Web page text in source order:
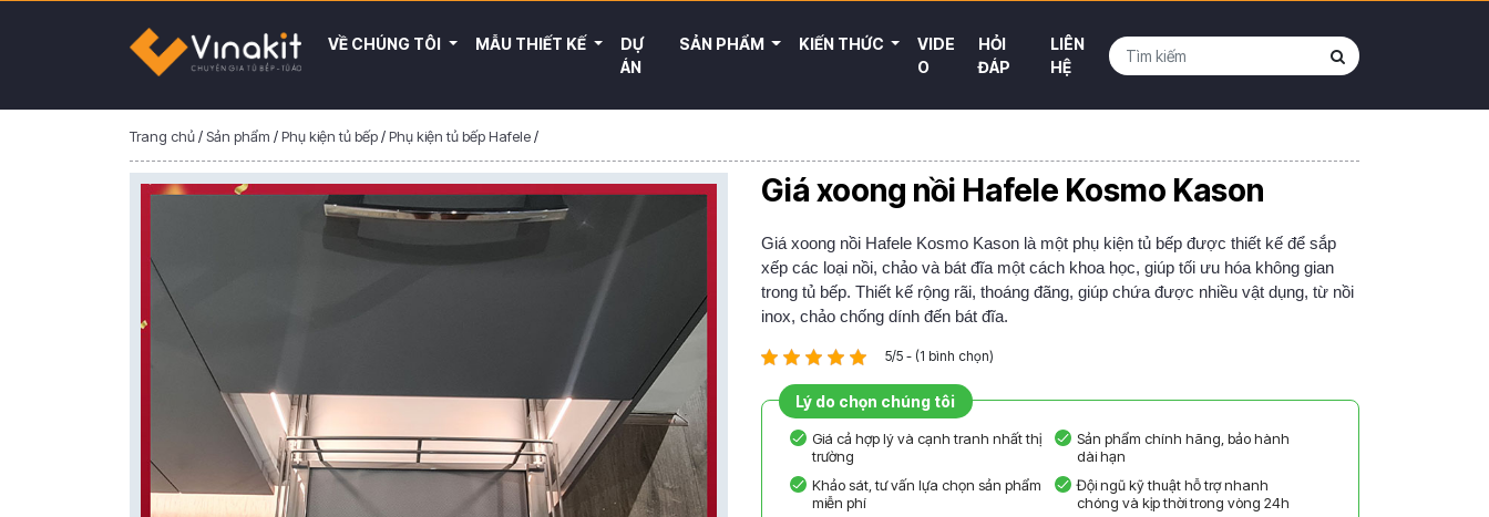
VỀ CHÚNG TÔI MẪU THIẾT KẾ
DỰ
ÁN
SẢN PHẨM KIẾN THỨC
VIDE
O
HỎI
ĐÁP
LIÊN
HỆ
Trang chủ/Sản phẩm /Phụ kiện tủ bếp/Phụ kiện tủ bếp Hafele/
Giá xoong nồi Hafele Kosmo Kason
Giá xoong nồi Hafele Kosmo Kason là một phụ kiện tủ bếp được thiết kế để sắp
xếp các loại nồi, chảo và bát đĩa một cách khoa học, giúp tối ưu hóa không gian
trong tủ bếp. Thiết kế rộng rãi, thoáng đãng, giúp chứa được nhiều vật dụng, từ nồi
inox, chảo chống dính đến bát đĩa.
5/5 - (1 bình chọn)
Lý do chọn chúng tôi
Giá cả hợp lý và cạnh tranh nhất thị
trường
Sản phẩm chính hãng, bảo hành
dài hạn
Khảo sát, tư vấn lựa chọn sản phẩm
miễn phí
Đội ngũ kỹ thuật hỗ trợ nhanh
chóng và kịp thời trong vòng 24h